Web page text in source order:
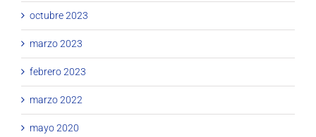
octubre 2023
marzo 2023
febrero 2023
marzo 2022
mayo 2020